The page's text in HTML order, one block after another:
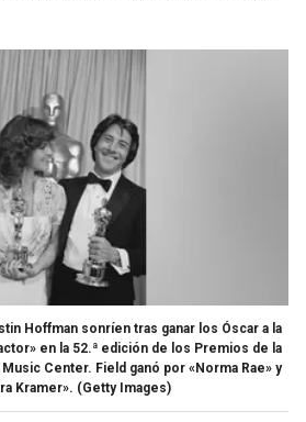
Hoffman sonríen tras ganar los Óscar a la
en la 52.ª edición de los Premios de la
Center. Field ganó por «Norma Rae» y
Kramer». (Getty Images)